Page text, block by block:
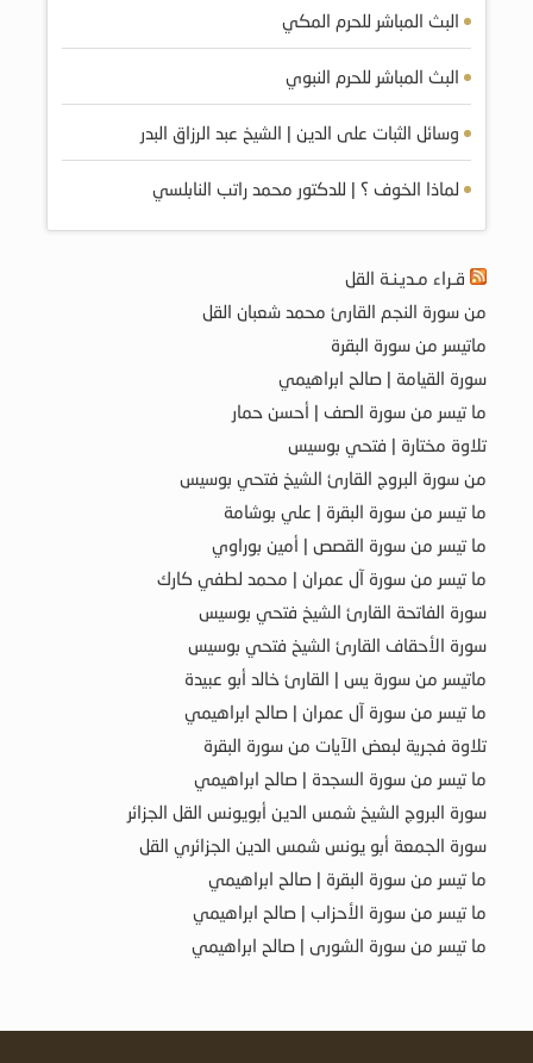
البث المباشر للحرم المكي
البث المباشر للحرم النبوي
وسائل الثبات على الدين | الشيخ عبد الرزاق البدر
لماذا الخوف ؟ | للدكتور محمد راتب النابلسي
قـراء مـديـنـة القل
من سورة النجم القارئ محمد شعبان القل
ماتيسر من سورة البقرة
سورة القيامة | صالح ابراهيمي
ما تيسر من سورة الصف | أحسن حمار
تلاوة مختارة | فتحي بوسيس
من سورة البروج القارئ الشيخ فتحي بوسيس
ما تيسر من سورة البقرة | علي بوشامة
ما تيسر من سورة القصص | أمين بوراوي
ما تيسر من سورة آل عمران | محمد لطفي كارك
سورة الفاتحة القارئ الشيخ فتحي بوسيس
سورة الأحقاف القارئ الشيخ فتحي بوسيس
ماتيسر من سورة يس | القارئ خالد أبو عبيدة
ما تيسر من سورة آل عمران | صالح ابراهيمي
تلاوة فجرية لبعض الآيات من سورة البقرة
ما تيسر من سورة السجدة | صالح ابراهيمي
سورة البروج الشيخ شمس الدين أبويونس القل الجزائر
سورة الجمعة أبو يونس شمس الدين الجزائري القل
ما تيسر من سورة البقرة | صالح ابراهيمي
ما تيسر من سورة الأحزاب | صالح ابراهيمي
ما تيسر من سورة الشورى | صالح ابراهيمي